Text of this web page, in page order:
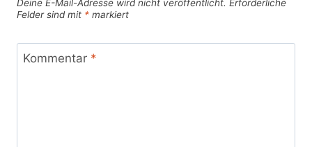
Deine E-Mail-Adresse wird nicht veröffentlicht. Erforderliche
Felder sind mit * markiert
Kommentar *